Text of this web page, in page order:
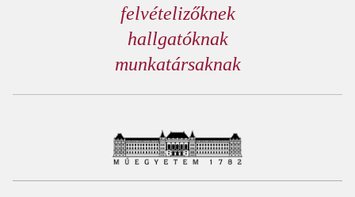
felvételizőknek
hallgatóknak
munkatársaknak